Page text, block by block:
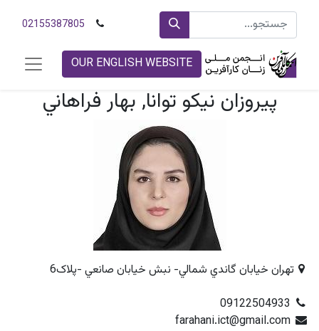
02155387805
OUR ENGLISH WEBSITE
پيروزان نيکو توانا, بهار فراهاني
تهران خيابان گاندي شمالي- نبش خيابان صانعي -پلاک6
09122504933
farahani.ict@gmail.com